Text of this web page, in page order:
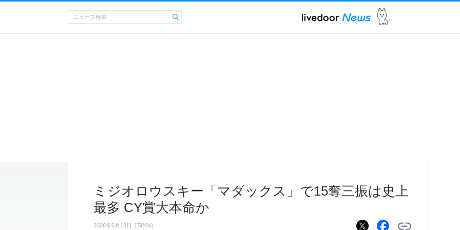
ミジオロウスキー「マダックス」で15奪三振は史上
最多 CY賞大本命か
2026年6月13日 17時0分